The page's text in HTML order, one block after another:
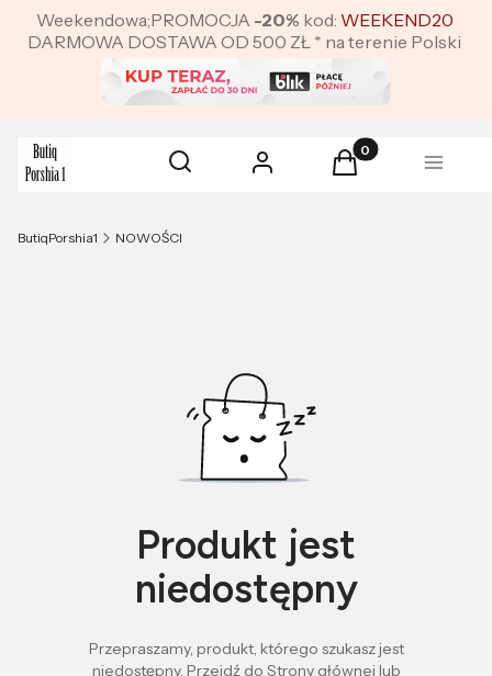
Weekendowa;PROMOCJA -20% kod: WEEKEND20
DARMOWA DOSTAWA OD 500 ZŁ * na terenie Polski
Otwórz wyszukiwarkę
Szukaj Zaloguj się Produkty w
Koszyk Menu
ButiqPorshia1 NOWOŚCI
Produkt jest
niedostępny
Przepraszamy, produkt, którego szukasz jest
niedostępny. Przejdź do Strony głównej lub